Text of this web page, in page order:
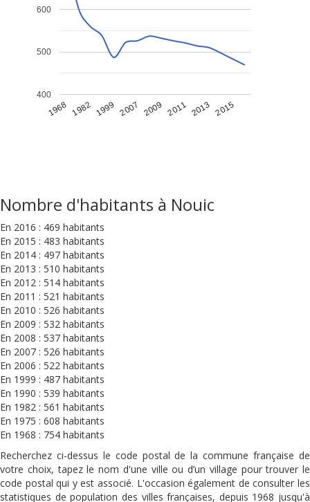
1968 1982 1999 2007 2009 2011 2013 2015
400
500
600
Nombre d'habitants à Nouic
En 2016 : 469 habitants
En 2015 : 483 habitants
En 2014 : 497 habitants
En 2013 : 510 habitants
En 2012 : 514 habitants
En 2011 : 521 habitants
En 2010 : 526 habitants
En 2009 : 532 habitants
En 2008 : 537 habitants
En 2007 : 526 habitants
En 2006 : 522 habitants
En 1999 : 487 habitants
En 1990 : 539 habitants
En 1982 : 561 habitants
En 1975 : 608 habitants
En 1968 : 754 habitants
Recherchez ci-dessus le code postal de la commune française de
votre choix, tapez le nom d'une ville ou d’un village pour trouver le
code postal qui y est associé. L'occasion également de consulter les
statistiques de population des villes françaises, depuis 1968 jusqu'à